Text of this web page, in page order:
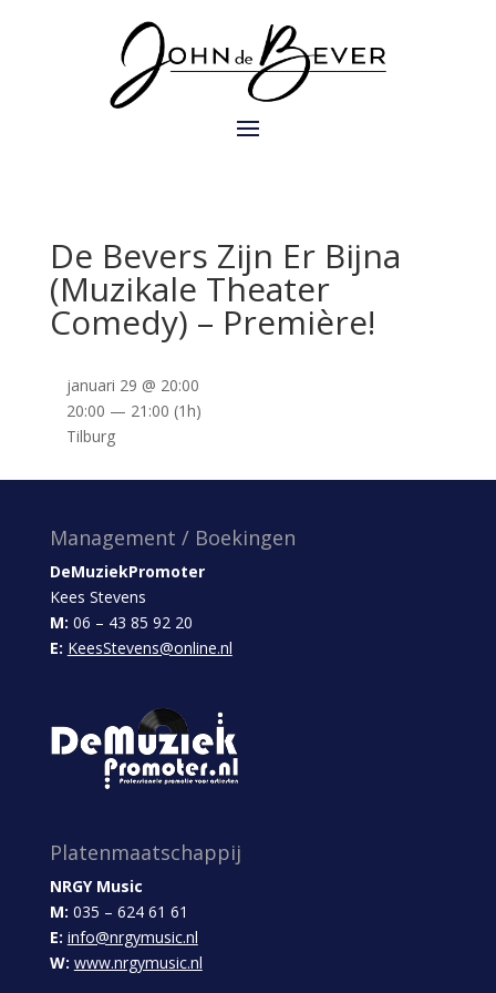
De Bevers Zijn Er Bijna
(Muzikale Theater
Comedy) – Première!
januari 29 @ 20:00
20:00 — 21:00 (1h)
Tilburg
Management / Boekingen
DeMuziekPromoter
Kees Stevens
M: 06 – 43 85 92 20
E: KeesStevens@online.nl
Platenmaatschappij
NRGY Music
M: 035 – 624 61 61
E: info@nrgymusic.nl
W: www.nrgymusic.nl